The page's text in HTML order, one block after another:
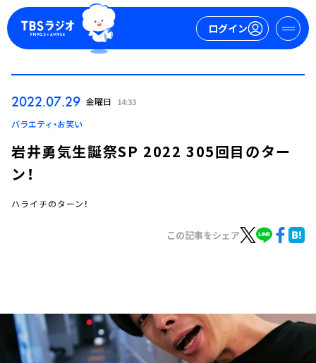
ログイン
ログイン
お知らせ
イベント・グッズ
YouTube
2022.07.29 金曜日 14:33
バラエティ・お笑い
岩井勇気生誕祭SP 2022 305回目のター
ン！
ハライチのターン！
この記事をシェア